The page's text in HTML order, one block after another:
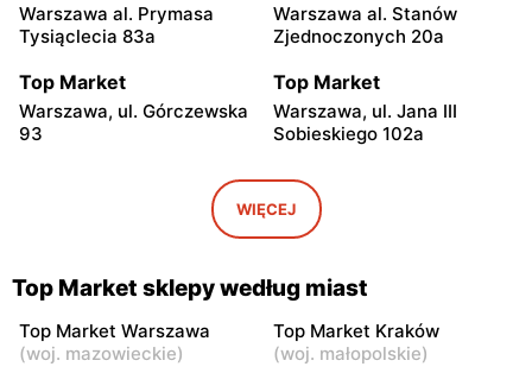
Warszawa al. Prymasa
Tysiąclecia 83a
Warszawa al. Stanów
Zjednoczonych 20a
Top Market
Warszawa, ul. Górczewska
93
Top Market
Warszawa, ul. Jana III
Sobieskiego 102a
Warszawa, ul. Smoleńska
Top Market
Warszawa, ul. Żwirki i
Wigury 17
Top Market
Warszawa al. Krakowska
274
Top Market
Warszawa, ul. Władysława
Broniewskiego 37
WIĘCEJ
Top Market sklepy według miast
Top Market Warszawa
(woj. mazowieckie)
Top Market Kraków
(woj. małopolskie)